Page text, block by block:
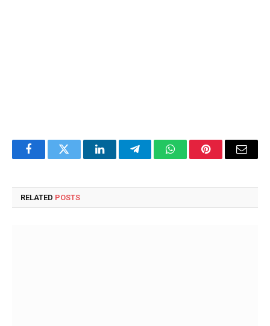
FacebookTwitter LinkedInTelegramWhatsAppPinterestEmail
RELATED POSTS